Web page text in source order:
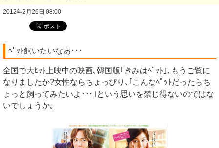
2012年2月26日 08:00
ﾍﾟｯﾄ飼いたいなあ･･･
全国で大ﾋｯﾄ上映中の映画､韓国版｢きみはﾍﾟｯﾄ｣､もうご覧に
なりましたか?女性ならちょっぴり､｢こんなﾍﾟｯﾄだったらち
ょっと飼ってみたいよ･･･｣という思いを禁じ得ないのではな
いでしょうか｡